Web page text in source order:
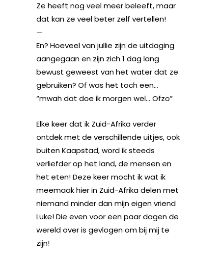
Ze heeft nog veel meer beleeft, maar
dat kan ze veel beter zelf vertellen!
—
En? Hoeveel van jullie zijn de uitdaging
aangegaan en zijn zich 1 dag lang
bewust geweest van het water dat ze
gebruiken? Of was het toch een…
“mwah dat doe ik morgen wel… Ofzo”
Elke keer dat ik Zuid-Afrika verder
ontdek met de verschillende uitjes, ook
buiten Kaapstad, word ik steeds
verliefder op het land, de mensen en
het eten! Deze keer mocht ik wat ik
meemaak hier in Zuid-Afrika delen met
niemand minder dan mijn eigen vriend
Luke! Die even voor een paar dagen de
wereld over is gevlogen om bij mij te
zijn!